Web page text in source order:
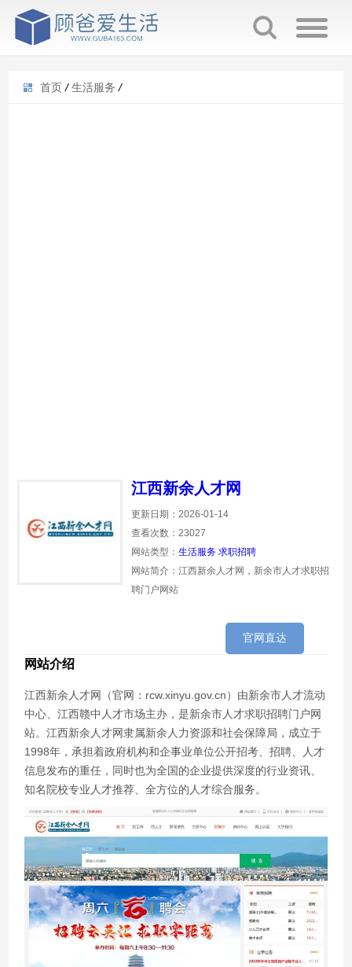
首页 / 生活服务 /
江西新余人才网
更新日期：2026-01-14
查看次数：23027
网站类型：生活服务 求职招聘
网站简介：江西新余人才网，新余市人才求职招
聘门户网站
官网直达
网站介绍
江西新余人才网（官网：rcw.xinyu.gov.cn）由新余市人才流动
中心、江西赣中人才市场主办，是新余市人才求职招聘门户网
站。江西新余人才网隶属新余人力资源和社会保障局，成立于
1998年，承担着政府机构和企事业单位公开招考、招聘、人才
信息发布的重任，同时也为全国的企业提供深度的行业资讯、
知名院校专业人才推荐、全方位的人才综合服务。